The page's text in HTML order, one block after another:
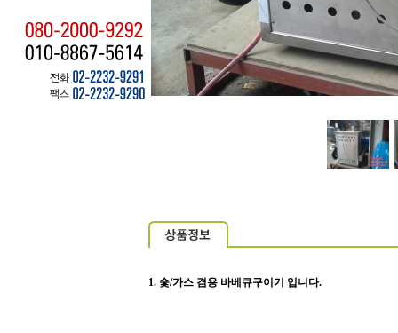
1. 숯/가스 겸용 바베큐구이기 입니다.